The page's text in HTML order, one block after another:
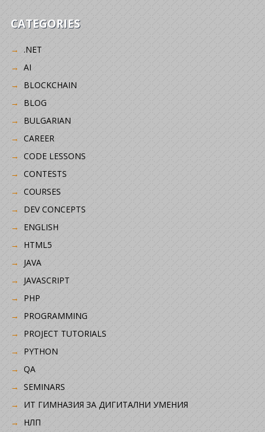
CATEGORIES
.NET
AI
BLOCKCHAIN
BLOG
BULGARIAN
CAREER
CODE LESSONS
CONTESTS
COURSES
DEV CONCEPTS
ENGLISH
HTML5
JAVA
JAVASCRIPT
PHP
PROGRAMMING
PROJECT TUTORIALS
PYTHON
QA
SEMINARS
ИТ ГИМНАЗИЯ ЗА ДИГИТАЛНИ УМЕНИЯ
НЛП